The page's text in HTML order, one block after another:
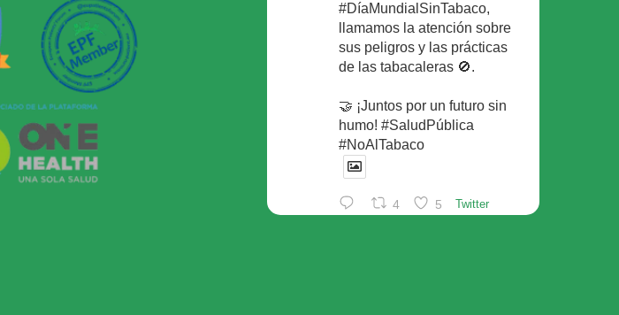
#DíaMundialSinTabaco,
llamamos la atención sobre
sus peligros y las prácticas
de las tabacaleras 🚫.
🤝 ¡Juntos por un futuro sin
humo! #SaludPública
#NoAlTabaco
4 5 Twitter